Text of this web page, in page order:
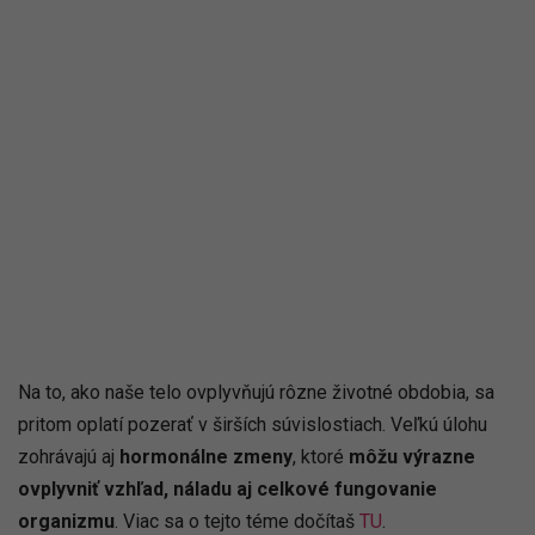
Na to, ako naše telo ovplyvňujú rôzne životné obdobia, sa
pritom oplatí pozerať v širších súvislostiach. Veľkú úlohu
zohrávajú aj hormonálne zmeny, ktoré môžu výrazne
ovplyvniť vzhľad, náladu aj celkové fungovanie
organizmu. Viac sa o tejto téme dočítaš TU.